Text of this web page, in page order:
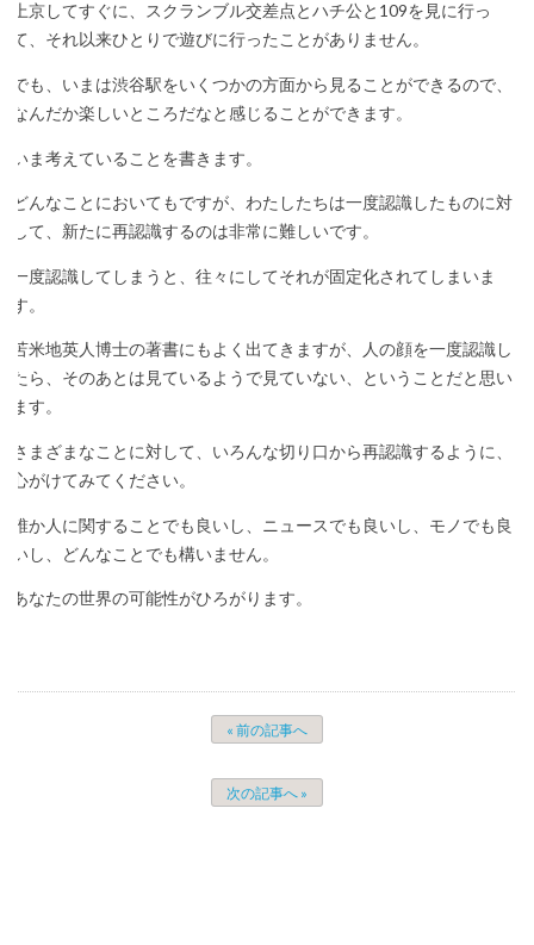
上京してすぐに、スクランブル交差点とハチ公と109を見に行っ
て、それ以来ひとりで遊びに行ったことがありません。
でも、いまは渋谷駅をいくつかの方面から見ることができるので、
なんだか楽しいところだなと感じることができます。
いま考えていることを書きます。
どんなことにおいてもですが、わたしたちは一度認識したものに対
して、新たに再認識するのは非常に難しいです。
一度認識してしまうと、往々にしてそれが固定化されてしまいま
す。
苫米地英人博士の著書にもよく出てきますが、人の顔を一度認識し
たら、そのあとは見ているようで見ていない、ということだと思い
ます。
さまざまなことに対して、いろんな切り口から再認識するように、
心がけてみてください。
誰か人に関することでも良いし、ニュースでも良いし、モノでも良
いし、どんなことでも構いません。
あなたの世界の可能性がひろがります。
« 前の記事へ
次の記事へ »